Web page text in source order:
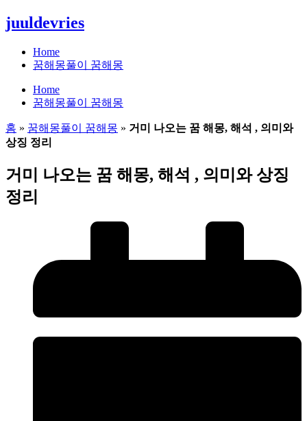
콘
텐
juuldevries
Home
꿈해몽풀이 꿈해몽
Home
꿈해몽풀이 꿈해몽
홈 » 꿈해몽풀이 꿈해몽 » 거미 나오는 꿈 해몽, 해석 , 의미와
상징 정리
거미 나오는 꿈 해몽, 해석 , 의미와 상징
정리